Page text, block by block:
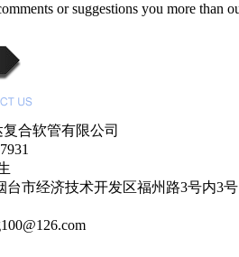
or suggestions you more than
合软管有限公司
台市经济技术开发区福州路3号内3号